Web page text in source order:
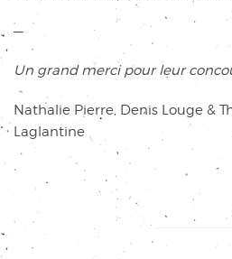
—
Un grand merci pour leur
Nathalie Pierre, Denis Louge &
Laglantine